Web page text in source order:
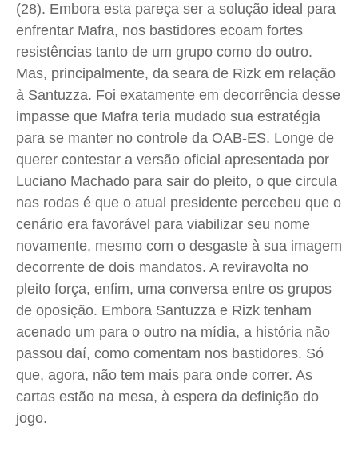
Publicidade Legal
Anuncie
Quem Somos
Expediente
Contato
Anuncie
Termos de Uso
Privacidade
Publicidade Legal
Anuncie
Quem Somos
Expediente
Contato
Anuncie
Termos de Uso
Privacidade
Publicidade Legal
Anuncie
Quem Somos
Expediente
Contato
Anuncie
Termos de Uso
Privacidade
Publicidade Legal
Anuncie
Quem Somos
Expediente
Contato
Anuncie
Termos de Uso
Privacidade
(28). Embora esta pareça ser a solução ideal para
enfrentar Mafra, nos bastidores ecoam fortes
resistências tanto de um grupo como do outro.
Mas, principalmente, da seara de Rizk em relação
à Santuzza. Foi exatamente em decorrência desse
impasse que Mafra teria mudado sua estratégia
para se manter no controle da OAB-ES. Longe de
querer contestar a versão oficial apresentada por
Luciano Machado para sair do pleito, o que circula
nas rodas é que o atual presidente percebeu que o
cenário era favorável para viabilizar seu nome
novamente, mesmo com o desgaste à sua imagem
decorrente de dois mandatos. A reviravolta no
pleito força, enfim, uma conversa entre os grupos
de oposição. Embora Santuzza e Rizk tenham
acenado um para o outro na mídia, a história não
passou daí, como comentam nos bastidores. Só
que, agora, não tem mais para onde correr. As
cartas estão na mesa, à espera da definição do
jogo.